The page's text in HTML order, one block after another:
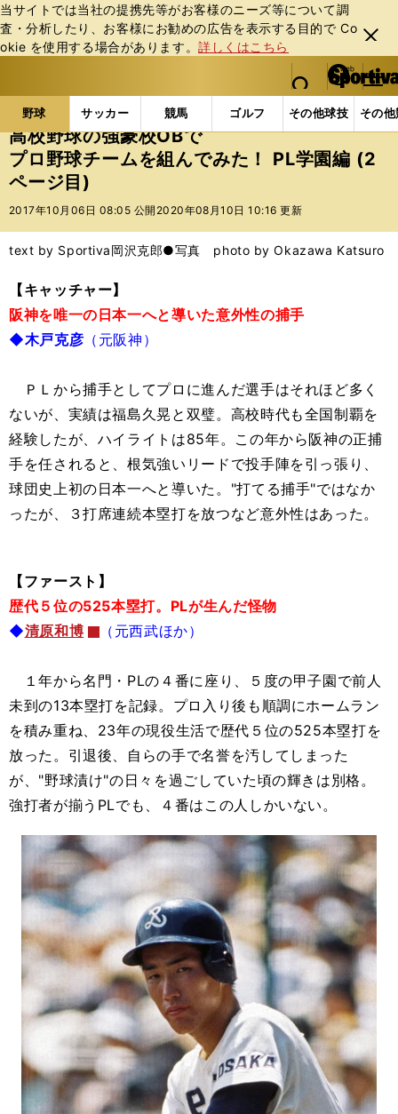
当サイトでは当社の提携先等がお客様のニーズ等について調
査・分析したり、お客様にお勧めの広告を表⽰する⽬的で Co
okie を使⽤する場合があります。詳しくはこちら
閉じ
る
web Sportiva (webスポルティーバ)
検索
マイペ
ー
ジ
メニュ
野球 サッカー 競馬 ゴルフ その他球技 その
b
ス
ポ
ル
テ
ー
バ
野球の記事一覧 高校野球他 高校野球の強豪校OBで
高校野球の強豪校OBで
プロ野球チームを組んでみた！ PL学園編 (2
ページ目)
2017年10月06日 08:05 公開 2020年08月10日 10:16 更新
text by Sportiva岡沢克郎●写真 photo by Okazawa Katsuro
【キャッチャー】
阪神を唯一の日本一へと導いた意外性の捕手
◆木戸克彦 （元阪神）
ＰＬから捕手としてプロに進んだ選手はそれほど多く
ないが、実績は福島久晃と双璧。高校時代も全国制覇を
経験したが、ハイライトは85年。この年から阪神の正捕
手を任されると、根気強いリードで投手陣を引っ張り、
球団史上初の日本一へと導いた。"打てる捕手"ではなか
ったが、３打席連続本塁打を放つなど意外性はあった。
【ファースト】
歴代５位の525本塁打。PLが生んだ怪物
◆清原和博 （元西武ほか）
１年から名門・PLの４番に座り、５度の甲子園で前人
未到の13本塁打を記録。プロ入り後も順調にホームラン
を積み重ね、23年の現役生活で歴代５位の525本塁打を
放った。引退後、自らの手で名誉を汚してしまった
が、"野球漬け"の日々を過ごしていた頃の輝きは別格。
強打者が揃うPLでも、４番はこの人しかいない。